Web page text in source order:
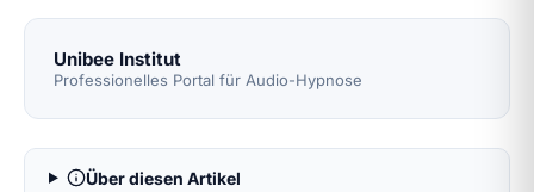
Unibee Institut
Professionelles Portal für Audio-Hypnose
Über diesen Artikel